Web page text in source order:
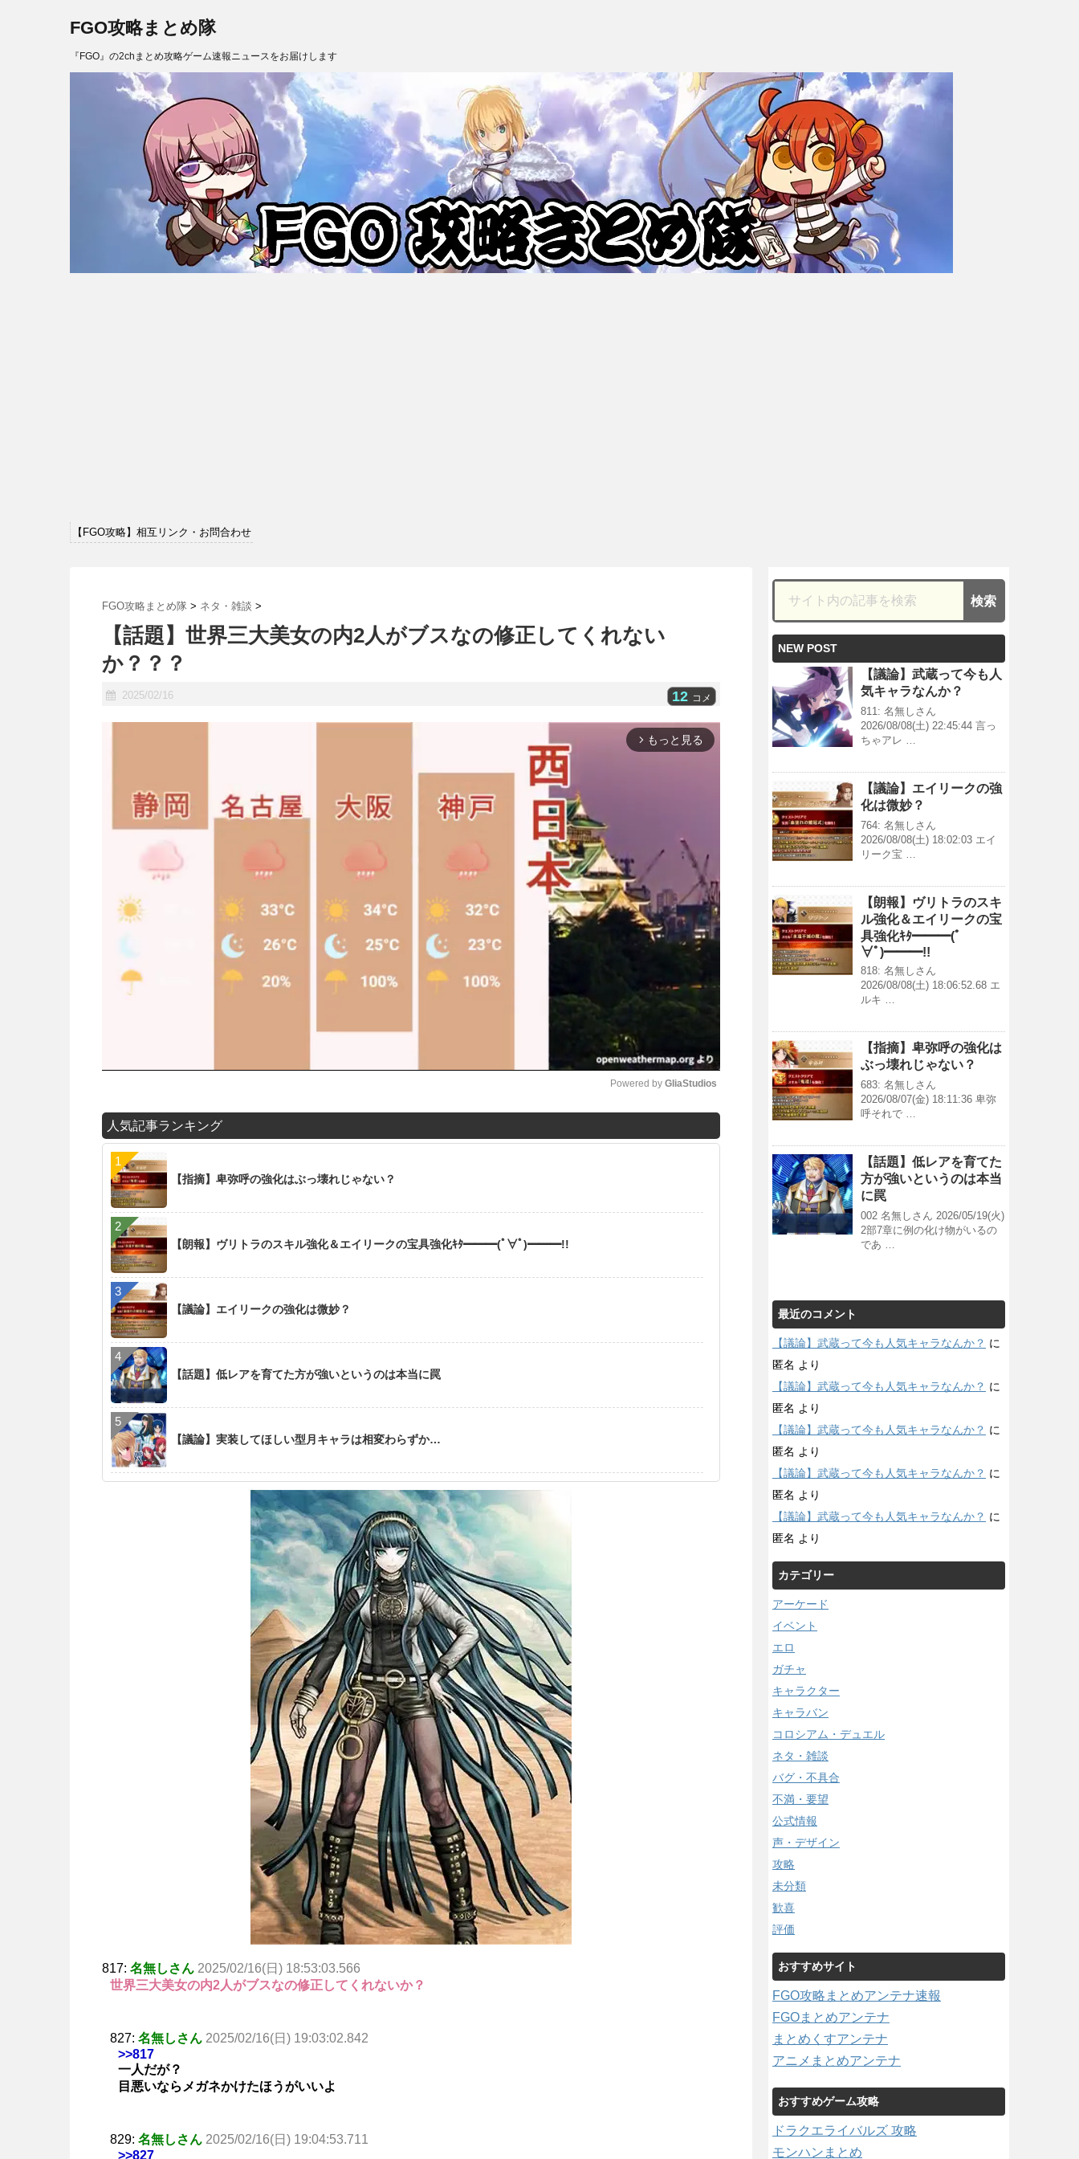
FGO攻略まとめ隊
『FGO』の2chまとめ攻略ゲーム速報ニュースをお届けします
【FGO攻略】相互リンク・お問合わせ
FGO攻略まとめ隊 > ネタ・雑談 >
【話題】世界三大美女の内2人がブスなの修正してくれない
か？？？
2025/02/16 12 コメ
arrow_forward_ios もっと見る
Powered by GliaStudios
人気記事ランキング
【指摘】卑弥呼の強化はぶっ壊れじゃない？
【朗報】ヴリトラのスキル強化＆エイリークの宝具強化ｷﾀ━━━(ﾟ∀ﾟ)━━━!!
【議論】エイリークの強化は微妙？
【話題】低レアを育てた方が強いというのは本当に罠
【議論】実装してほしい型月キャラは相変わらずか…
817: 名無しさん 2025/02/16(日) 18:53:03.566
世界三大美女の内2人がブスなの修正してくれないか？
827: 名無しさん 2025/02/16(日) 19:03:02.842
>>817
一人だが？
目悪いならメガネかけたほうがいいよ
829: 名無しさん 2025/02/16(日) 19:04:53.711
>>827
NEW POST
【議論】武蔵って今も人
気キャラなんか？
811: 名無しさん
2026/08/08(土) 22:45:44 言っ
ちゃアレ …
【議論】エイリークの強
化は微妙？
764: 名無しさん
2026/08/08(土) 18:02:03 エイ
リーク宝 …
【朗報】ヴリトラのスキ
ル強化＆エイリークの宝
具強化ｷﾀ━━━(ﾟ
∀ﾟ)━━━!!
818: 名無しさん
2026/08/08(土) 18:06:52.68 エ
ルキ …
【指摘】卑弥呼の強化は
ぶっ壊れじゃない？
683: 名無しさん
2026/08/07(金) 18:11:36 卑弥
呼それで …
【話題】低レアを育てた
方が強いというのは本当
に罠
002 名無しさん 2026/05/19(火)
2部7章に例の化け物がいるの
であ …
最近のコメント
【議論】武蔵って今も人気キャラなんか？ に
匿名 より
【議論】武蔵って今も人気キャラなんか？ に
匿名 より
【議論】武蔵って今も人気キャラなんか？ に
匿名 より
【議論】武蔵って今も人気キャラなんか？ に
匿名 より
【議論】武蔵って今も人気キャラなんか？ に
匿名 より
カテゴリー
アーケード
イベント
エロ
ガチャ
キャラクター
キャラバン
コロシアム・デュエル
ネタ・雑談
バグ・不具合
不満・要望
公式情報
声・デザイン
攻略
未分類
歓喜
評価
おすすめサイト
FGO攻略まとめアンテナ速報
FGOまとめアンテナ
まとめくすアンテナ
アニメまとめアンテナ
おすすめゲーム攻略
ドラクエライバルズ 攻略
モンハンまとめ